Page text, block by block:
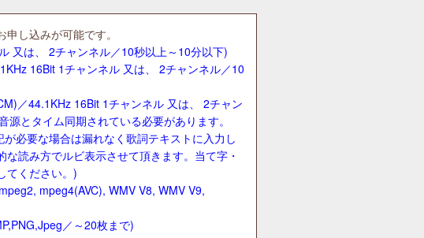
し込みが可能です。
又は、 2チャンネル／10秒以上～10分以下)
16Bit 1チャンネル 又は、 2チャンネル／10
／44.1KHz 16Bit 1チャンネル 又は、 2チャン
とタイム同期されている必要があります。
必要な場合は漏れなく歌詞テキストに入力し
読み方でルビ表示させて頂きます。当て字・
てください。)
mpeg4(AVC), WMV V8, WMV V9,
／～20枚まで)